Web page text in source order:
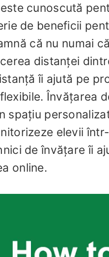
cunoscută
de beneficii
că nu numai
distanței
îi ajută pe
Învățarea
spațiu
elevii
de învățare îi
online.